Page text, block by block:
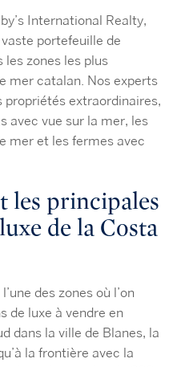
International Realty,
portefeuille de
les zones les plus
mer catalan. Nos experts
propriétés extraordinaires,
avec vue sur la mer, les
mer et les fermes avec
les principales
de la Costa
des zones où l’on
de luxe à vendre en
dans la ville de Blanes, la
la frontière avec la